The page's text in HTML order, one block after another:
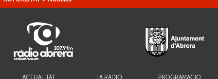
ACTUALITAT LA RÀDIO PROGRAMACIÓ